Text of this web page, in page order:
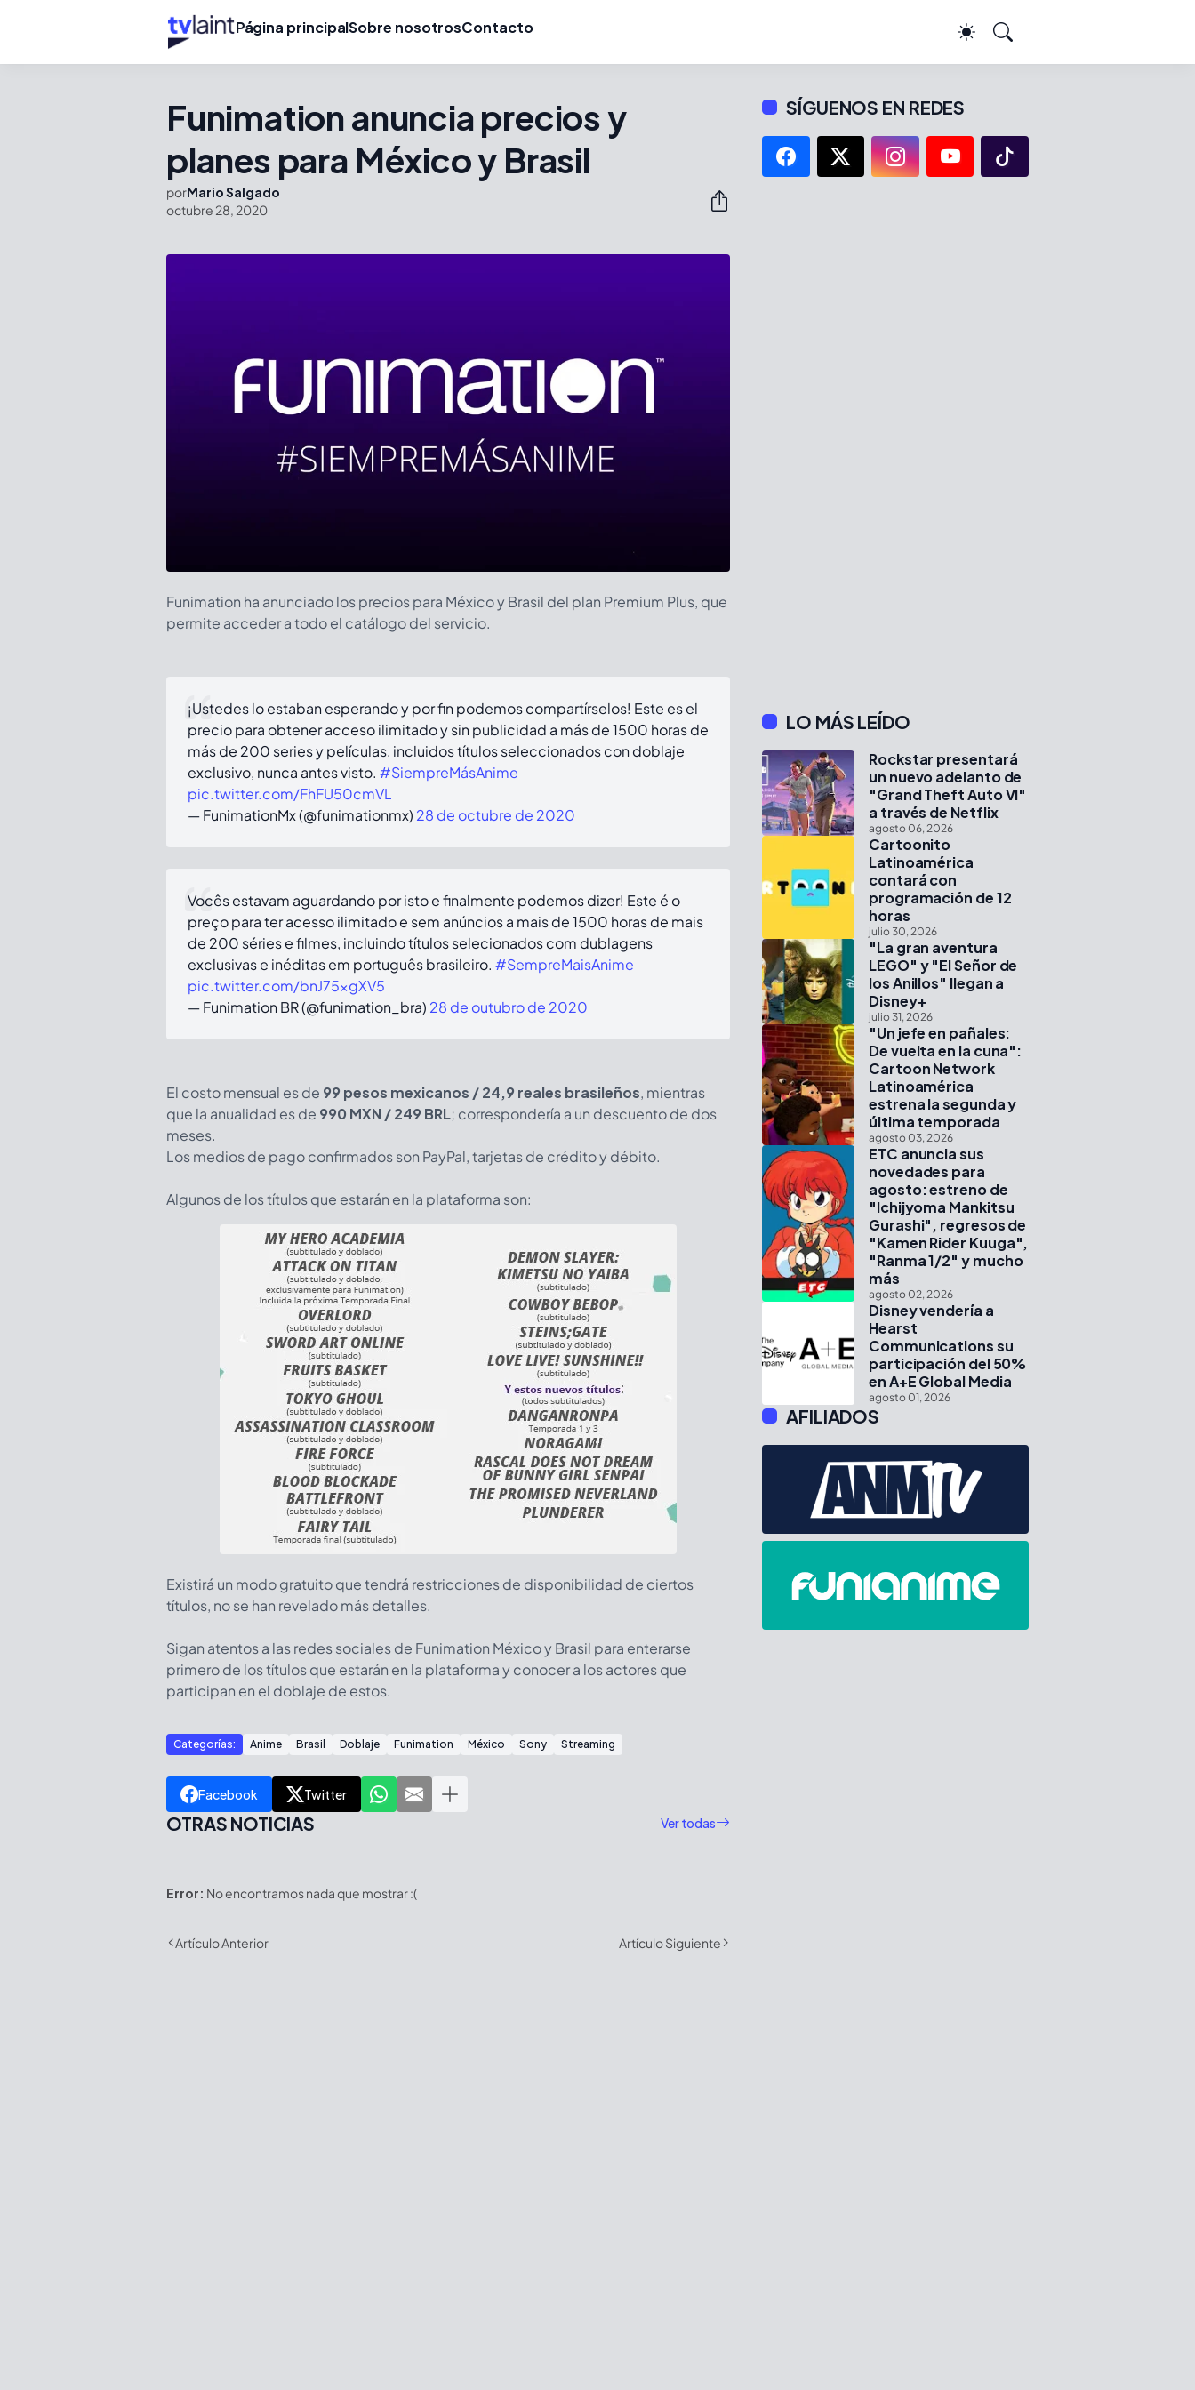
Página principalSobre nosotrosContacto
Funimation anuncia precios y
planes para México y Brasil
porMario Salgado
octubre 28, 2020
Funimation ha anunciado los precios para México y Brasil del plan Premium Plus, que
permite acceder a todo el catálogo del servicio.
¡Ustedes lo estaban esperando y por fin podemos compartírselos! Este es el
precio para obtener acceso ilimitado y sin publicidad a más de 1500 horas de
más de 200 series y películas, incluidos títulos seleccionados con doblaje
exclusivo, nunca antes visto. #SiempreMásAnime
pic.twitter.com/FhFU50cmVL
— FunimationMx (@funimationmx) 28 de octubre de 2020
Vocês estavam aguardando por isto e finalmente podemos dizer! Este é o
preço para ter acesso ilimitado e sem anúncios a mais de 1500 horas de mais
de 200 séries e filmes, incluindo títulos selecionados com dublagens
exclusivas e inéditas em português brasileiro. #SempreMaisAnime
pic.twitter.com/bnJ75xgXV5
— Funimation BR (@funimation_bra) 28 de outubro de 2020
El costo mensual es de 99 pesos mexicanos / 24,9 reales brasileños, mientras
que la anualidad es de 990 MXN / 249 BRL; correspondería a un descuento de dos
meses.
Los medios de pago confirmados son PayPal, tarjetas de crédito y débito.
Algunos de los títulos que estarán en la plataforma son:
Existirá un modo gratuito que tendrá restricciones de disponibilidad de ciertos
títulos, no se han revelado más detalles.
Sigan atentos a las redes sociales de Funimation México y Brasil para enterarse
primero de los títulos que estarán en la plataforma y conocer a los actores que
participan en el doblaje de estos.
Categorías: Anime Brasil Doblaje Funimation México Sony Streaming
Facebook Twitter
OTRAS NOTICIAS Ver todas
Error: No encontramos nada que mostrar :(
Artículo Anterior Artículo Siguiente
SÍGUENOS EN REDES
LO MÁS LEÍDO
Rockstar presentará
un nuevo adelanto de
"Grand Theft Auto VI"
a través de Netflix
agosto 06, 2026
Cartoonito
Latinoamérica
contará con
programación de 12
horas
julio 30, 2026
"La gran aventura
LEGO" y "El Señor de
los Anillos" llegan a
Disney+
julio 31, 2026
"Un jefe en pañales:
De vuelta en la cuna":
Cartoon Network
Latinoamérica
estrena la segunda y
última temporada
agosto 03, 2026
ETC anuncia sus
novedades para
agosto: estreno de
"Ichijyoma Mankitsu
Gurashi", regresos de
"Kamen Rider Kuuga",
"Ranma 1/2" y mucho
más
agosto 02, 2026
Disney vendería a
Hearst
Communications su
participación del 50%
en A+E Global Media
agosto 01, 2026
AFILIADOS